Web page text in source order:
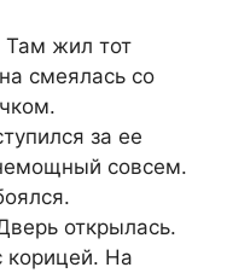
Там жил тот
смеялась со
за ее
совсем.
открылась.
корицей. На